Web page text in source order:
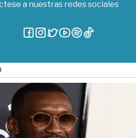
a nuestras redes sociales